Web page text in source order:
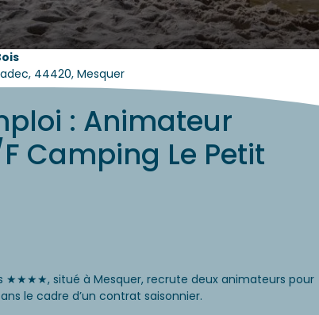
44420, Mesquer
: Animateur
Camping Le Petit
★★★★, situé à Mesquer, recrute deux animateurs pour
le cadre d’un contrat saisonnier.